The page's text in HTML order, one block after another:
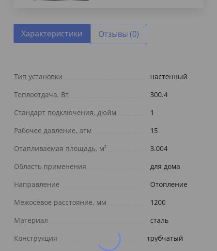
Характеристики Отзывы (0)
Тип установки
настенный
Теплоотдача, Вт
300.4
Стандарт подключения, дюйм
1
Рабочее давление, атм
15
Отапливаемая площадь, м²
3.004
Область применения
для дома
Направление
Отопление
Межосевое расстояние, мм
1200
Материал
сталь
Конструкция
трубчатый